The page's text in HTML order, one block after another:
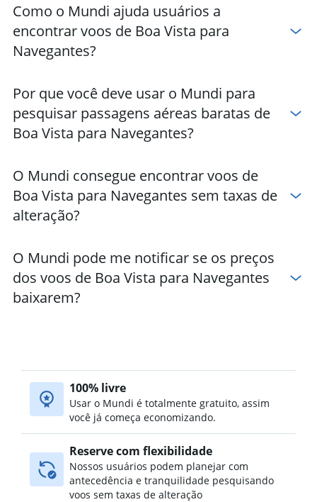
Como o Mundi ajuda usuários a
encontrar voos de Boa Vista para
Navegantes?
Por que você deve usar o Mundi para
pesquisar passagens aéreas baratas de
Boa Vista para Navegantes?
O Mundi consegue encontrar voos de
Boa Vista para Navegantes sem taxas de
alteração?
O Mundi pode me notificar se os preços
dos voos de Boa Vista para Navegantes
baixarem?
100% livre
Usar o Mundi é totalmente gratuito, assim
você já começa economizando.
Reserve com flexibilidade
Nossos usuários podem planejar com
antecedência e tranquilidade pesquisando
voos sem taxas de alteração